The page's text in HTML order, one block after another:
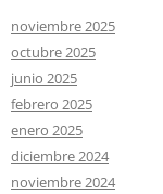
noviembre 2025
octubre 2025
junio 2025
febrero 2025
enero 2025
diciembre 2024
noviembre 2024